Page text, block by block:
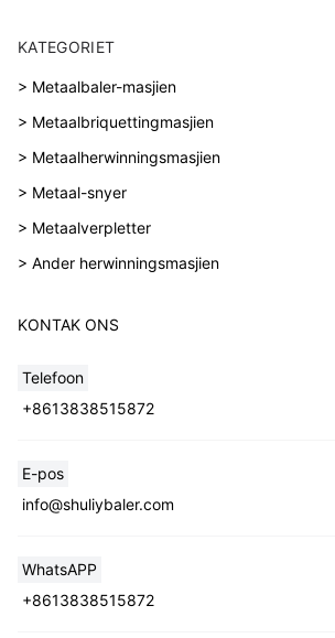
KATEGORIET
> Metaalbaler-masjien
> Metaalbriquettingmasjien
> Metaalherwinningsmasjien
> Metaal-snyer
> Metaalverpletter
> Ander herwinningsmasjien
KONTAK ONS
Telefoon
+8613838515872
E-pos
info@shuliybaler.com
WhatsAPP
+8613838515872